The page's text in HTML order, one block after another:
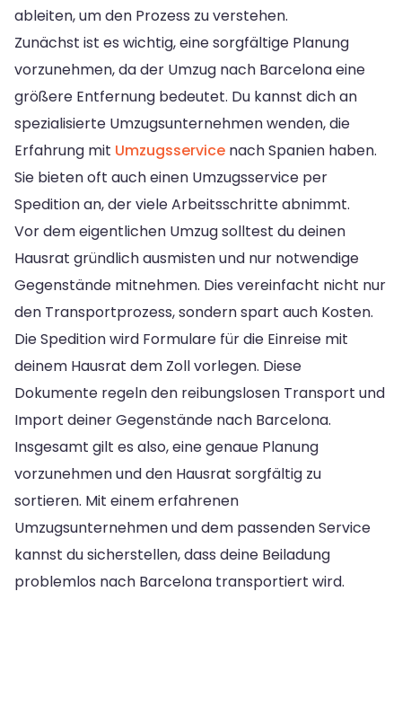
ableiten, um den Prozess zu verstehen.
Zunächst ist es wichtig, eine sorgfältige Planung
vorzunehmen, da der Umzug nach Barcelona eine
größere Entfernung bedeutet. Du kannst dich an
spezialisierte Umzugsunternehmen wenden, die
Erfahrung mit Umzugsservice nach Spanien haben.
Sie bieten oft auch einen Umzugsservice per
Spedition an, der viele Arbeitsschritte abnimmt.
Vor dem eigentlichen Umzug solltest du deinen
Hausrat gründlich ausmisten und nur notwendige
Gegenstände mitnehmen. Dies vereinfacht nicht nur
den Transportprozess, sondern spart auch Kosten.
Die Spedition wird Formulare für die Einreise mit
deinem Hausrat dem Zoll vorlegen. Diese
Dokumente regeln den reibungslosen Transport und
Import deiner Gegenstände nach Barcelona.
Insgesamt gilt es also, eine genaue Planung
vorzunehmen und den Hausrat sorgfältig zu
sortieren. Mit einem erfahrenen
Umzugsunternehmen und dem passenden Service
kannst du sicherstellen, dass deine Beiladung
problemlos nach Barcelona transportiert wird.